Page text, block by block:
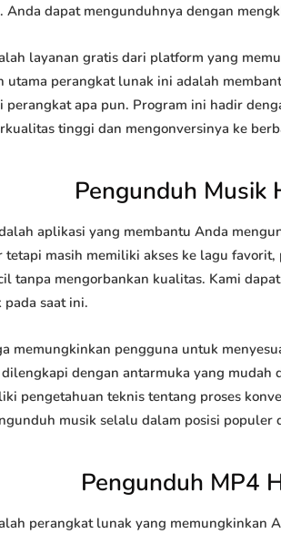
Anda dapat mengunduhnya dengan
layanan gratis dari platform yang
utama perangkat lunak ini adalah
apa pun. Program ini hadir
tinggi dan mengonversinya ke
Pengunduh Musik
aplikasi yang membantu Anda
masih memiliki akses ke lagu
tanpa mengorbankan kualitas. Kami
saat ini.
memungkinkan pengguna untuk
dengan antarmuka yang
pengetahuan teknis tentang proses
musik selalu dalam posisi populer
Pengunduh MP4
perangkat lunak yang memungkinkan